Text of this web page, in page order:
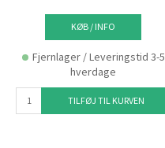
KØB / INFO
Fjernlager / Leveringstid 3-5
hverdage
TILFØJ TIL KURVEN